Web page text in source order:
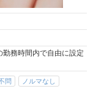
勤務時間内で自由に設定
問
ノルマなし